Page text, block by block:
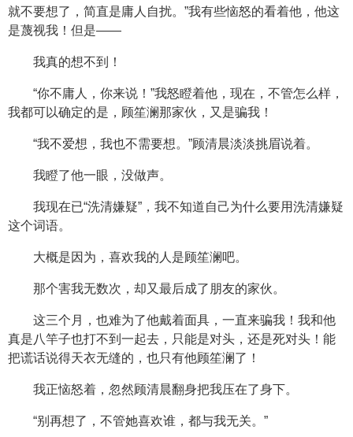
就不要想了，简直是庸人自扰。”我有些恼怒的看着他，他这
是蔑视我！但是——
我真的想不到！
“你不庸人，你来说！”我怒瞪着他，现在，不管怎么样，
我都可以确定的是，顾笙澜那家伙，又是骗我！
“我不爱想，我也不需要想。”顾清晨淡淡挑眉说着。
我瞪了他一眼，没做声。
我现在已“洗清嫌疑”，我不知道自己为什么要用洗清嫌疑
这个词语。
大概是因为，喜欢我的人是顾笙澜吧。
那个害我无数次，却又最后成了朋友的家伙。
这三个月，也难为了他戴着面具，一直来骗我！我和他
真是八竿子也打不到一起去，只能是对头，还是死对头！能
把谎话说得天衣无缝的，也只有他顾笙澜了！
我正恼怒着，忽然顾清晨翻身把我压在了身下。
“别再想了，不管她喜欢谁，都与我无关。”